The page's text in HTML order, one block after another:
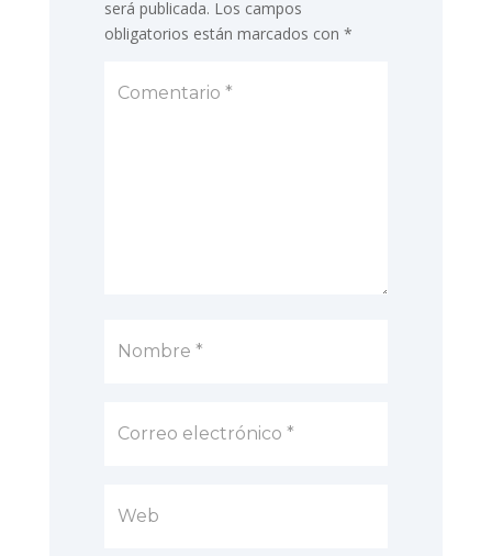
será publicada. Los campos
obligatorios están marcados con *